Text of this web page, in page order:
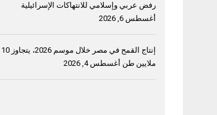
رفض عربي وإسلامي للانتهاكات الإسرائيلية
أغسطس 6, 2026
إنتاج القمح في مصر خلال موسم 2026، يتجاوز 10
ملايين طن أغسطس 4, 2026